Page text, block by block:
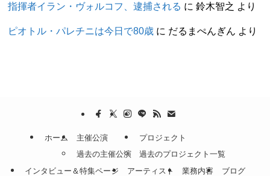
指揮者イラン・ヴォルコフ、逮捕される に鈴木智之 より
ピオトル・パレチニは今日で80歳 に だるまぺんぎん より
ホーム
主催公演
過去の主催公演
プロジェクト
過去のプロジェクト一覧
インタビュー＆特集ページ
アーティスト 業務内容 ブログ